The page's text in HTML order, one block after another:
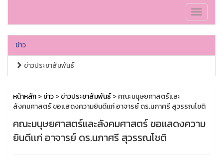
Toggle
ข่าว
ข่าวประชาสัมพันธ์
หน้าหลัก>ข่าว>ข่าวประชาสัมพันธ์> คณะมนุษยศาสตร์และ
สังคมศาสตร์ ขอแสดงความยินดีเเก่ อาจารย์ ดร.นภาศรี สุวรรณโชติ
คณะมนุษยศาสตร์และสังคมศาสตร์ ขอแสดงความ
ยินดีเเก่ อาจารย์ ดร.นภาศรี สุวรรณโชติ